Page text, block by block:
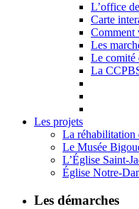
L’office
Carte
Comment
Les
Le comité
La
Les projets
La réhabilitation
Le Musée
L’Église Saint-
Église Notre-
Les démarches